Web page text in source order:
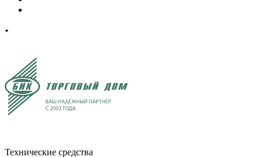
Технические средства